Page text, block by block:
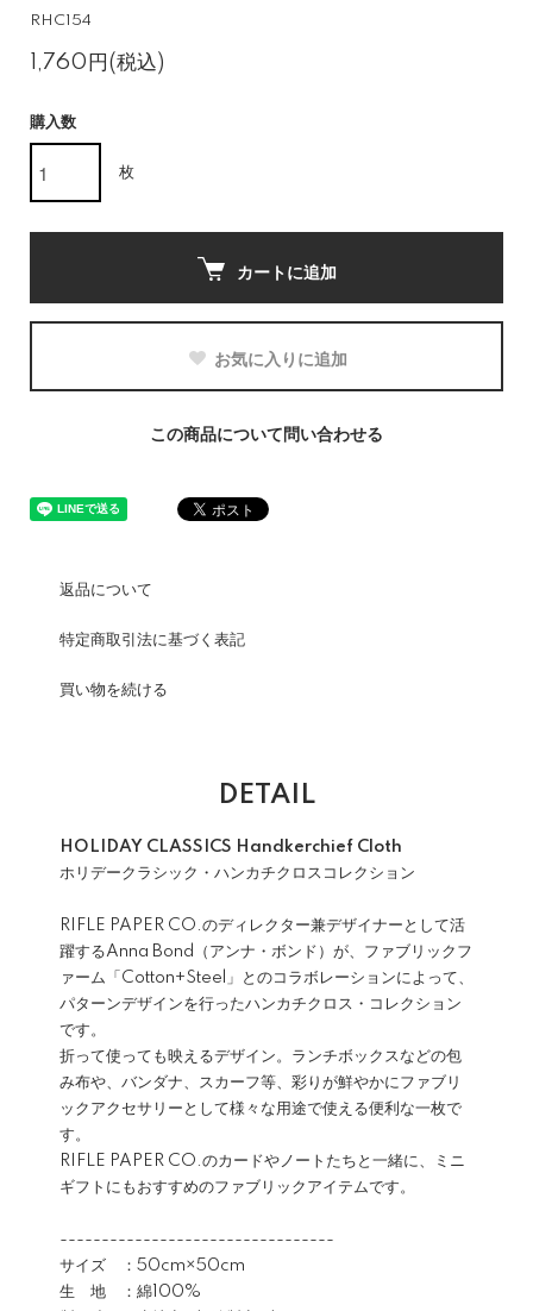
RHC154
1,760円(税込)
購入数
枚
カートに追加
お気に入りに追加
この商品について問い合わせる
返品について
特定商取引法に基づく表記
買い物を続ける
DETAIL
HOLIDAY CLASSICS Handkerchief Cloth
ホリデークラシック・ハンカチクロスコレクション
RIFLE PAPER CO.のディレクター兼デザイナーとして活
躍するAnna Bond（アンナ・ボンド）が、ファブリックフ
ァーム「Cotton+Steel」とのコラボレーションによって、
パターンデザインを行ったハンカチクロス・コレクション
です。
折って使っても映えるデザイン。ランチボックスなどの包
み布や、バンダナ、スカーフ等、彩りが鮮やかにファブリ
ックアクセサリーとして様々な用途で使える便利な一枚で
す。
RIFLE PAPER CO.のカードやノートたちと一緒に、ミニ
ギフトにもおすすめのファブリックアイテムです。
---------------------------------
サイズ ：50cm×50cm
生 地 ：綿100%